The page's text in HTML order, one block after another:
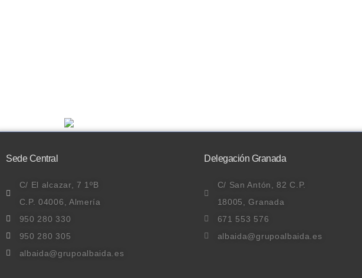
Sede Central
C/ El alcazar, 7 1ºB
C.P. 04006, Almería
950 280 330
950 280 305
albaida@grupoalbaida.es
Delegación Granada
C/ San Antón, 82 C.P.
18005, Granada
671 553 576
albaida@grupoalbaida.es